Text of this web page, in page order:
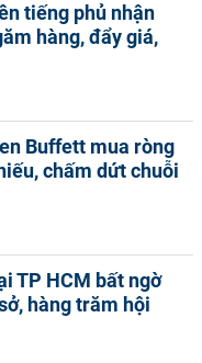
tiếng phủ nhận
hàng, đẩy giá,
Buffett mua ròng
chấm dứt chuỗi
TP HCM bất ngờ
hàng trăm hội